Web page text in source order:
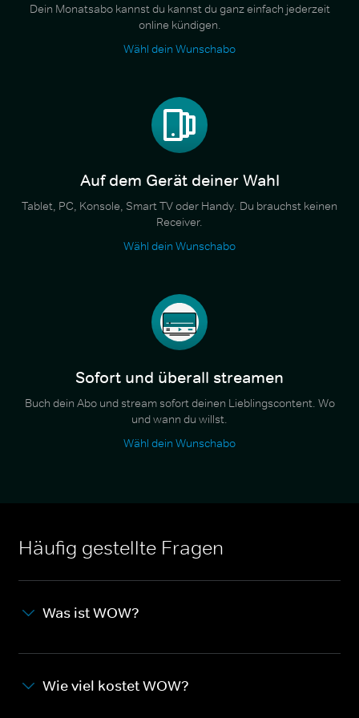
Dein Monatsabo kannst du kannst du ganz einfach jederzeit
online kündigen.
Wähl dein Wunschabo
Auf dem Gerät deiner Wahl
Tablet, PC, Konsole, Smart TV oder Handy. Du brauchst keinen
Receiver.
Wähl dein Wunschabo
Sofort und überall streamen
Buch dein Abo und stream sofort deinen Lieblingscontent. Wo
und wann du willst.
Wähl dein Wunschabo
Häufig gestellte Fragen
Was ist WOW?
Wie viel kostet WOW?